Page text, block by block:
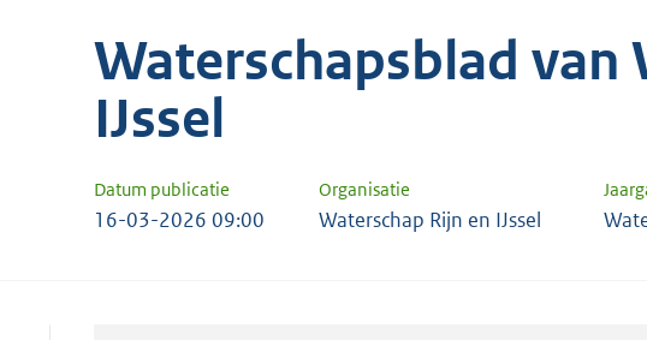
Waterschapsblad van
IJssel
Datum publicatie Organisatie
16-03-2026 09:00 Waterschap Rijn en IJssel